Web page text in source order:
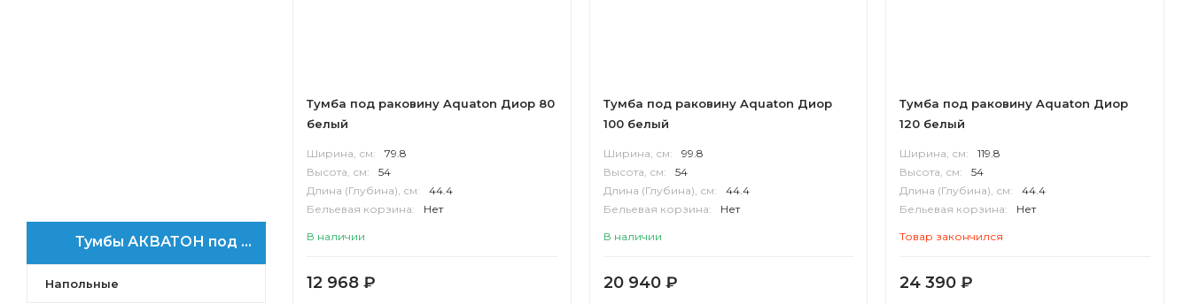
Сильва
Тумбы АКВАТОН под раковину Диор
Напольные
Тумба под раковину Aquaton Диор 80
белый
Ширина, см:
79.8
Высота, см:
54
Длина (Глубина), см:
44.4
Бельевая корзина:
Нет
В наличии
12 968 ₽
Тумба под раковину Aquaton Диор
100 белый
Ширина, см:
99.8
Высота, см:
54
Длина (Глубина), см:
44.4
Бельевая корзина:
Нет
В наличии
20 940 ₽
Тумба под раковину Aquaton Диор
120 белый
Ширина, см:
119.8
Высота, см:
54
Длина (Глубина), см:
44.4
Бельевая корзина:
Нет
Товар закончился
24 390₽